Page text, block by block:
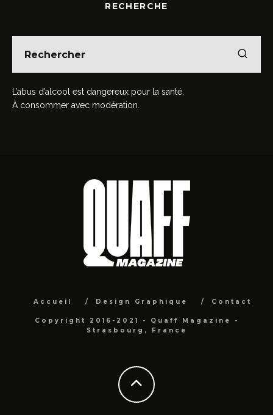
RECHERCHE
L’abus d’alcool est dangereux pour la santé.
À consommer avec modération.
Accueil Design Graphique Contact
Copyright 2016-2021 - Quaff Magazine -
Strasbourg, France